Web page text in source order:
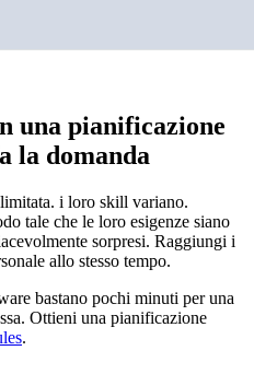
una pianificazione
la domanda
i loro skill variano.
tale che le loro esigenze siano
sorpresi. Raggiungi i
allo stesso tempo.
bastano pochi minuti per una
Ottieni una pianificazione
.